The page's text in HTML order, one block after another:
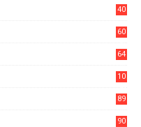
40
60
64
10
89
90